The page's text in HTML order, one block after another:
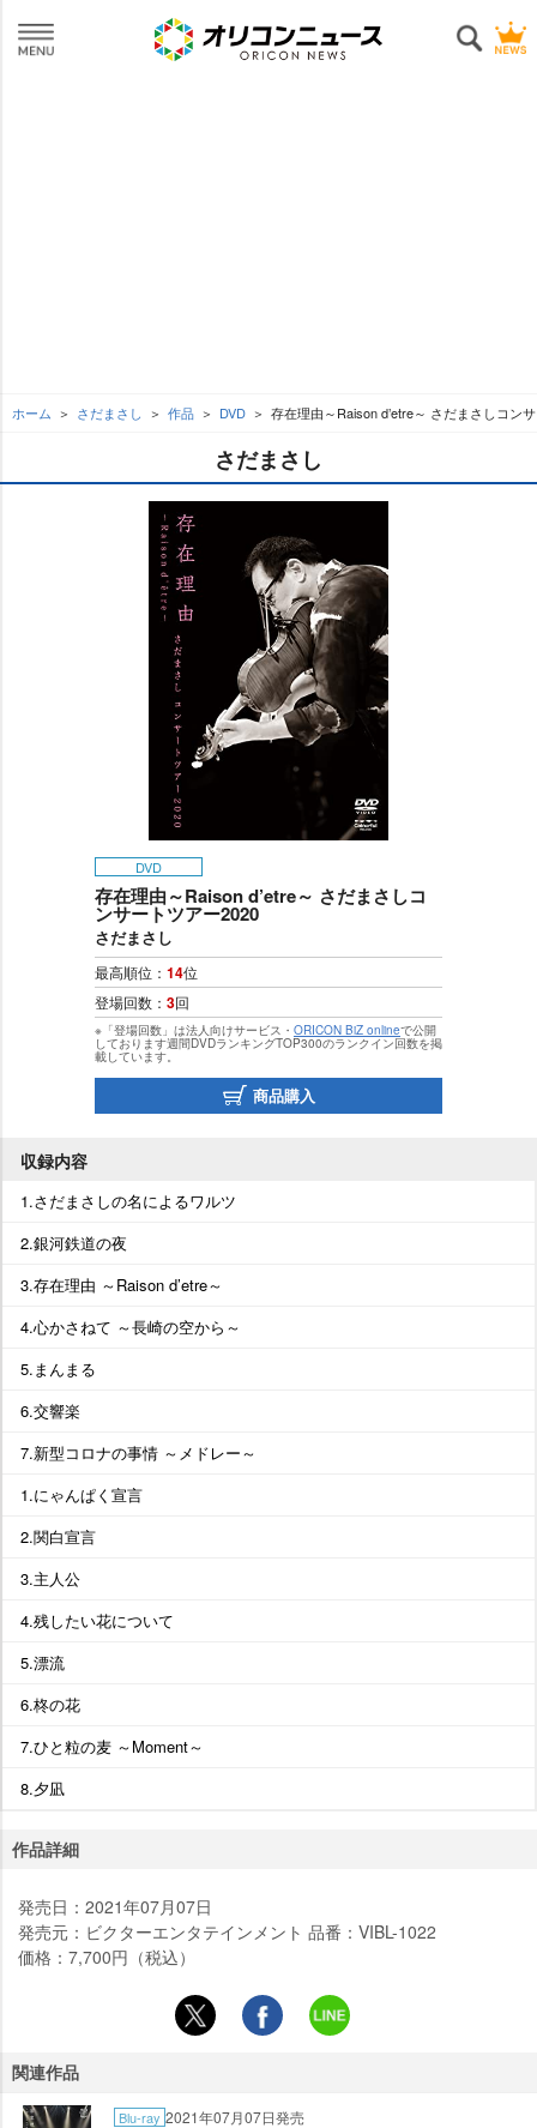
ホーム さだまさし 作品 DVD 存在理由～Raison d’etre～ さだまさしコン
さだまさし
DVD
存在理由～Raison d’etre～ さだまさしコ
ンサートツアー2020
さだまさし
最高順位： 14位
登場回数： 3回
※「登場回数」は法人向けサービス・ ORICON BiZ onlineで公開
しております週間DVDランキングTOP300のランクイン回数を掲
載しています。
商品購入
収録内容
1.さだまさしの名によるワルツ
2.銀河鉄道の夜
3.存在理由 ～Raison d’etre～
4.心かさねて ～長崎の空から～
5.まんまる
6.交響楽
7.新型コロナの事情 ～メドレー～
1.にゃんぱく宣言
2.関白宣言
3.主人公
4.残したい花について
5.漂流
6.柊の花
7.ひと粒の麦 ～Moment～
8.夕凪
作品詳細
発売日：2021年07月07日
発売元：ビクターエンタテインメント 品番：VIBL-1022
価格：7,700円（税込）
関連作品
Blu-ray 2021年07月07日発売